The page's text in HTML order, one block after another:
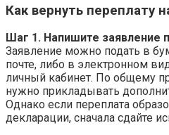
Как вернуть переплату
Шаг 1. Напишите заявление
Заявление можно подать в
почте, либо в электронном
личный кабинет. По общему
нужно прикладывать
Однако если переплата
декларации, сначала сдайте